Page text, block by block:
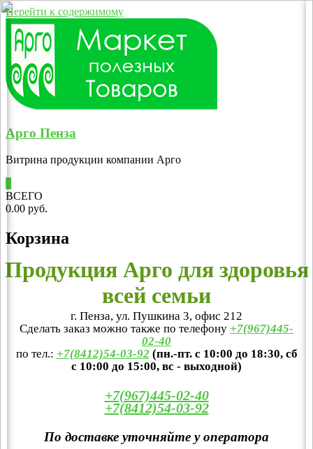
Перейти к содержимому
Арго Пенза
Витрина продукции компании Арго
ВСЕГО
0.00 руб.
Корзина
Продукция Арго для здоровья
всей семьи
г. Пенза, ул. Пушкина 3, офис 212
Сделать заказ можно также по телефону +7(967)445-
02-40
по тел.: +7(8412)54-03-92 (пн.-пт. с 10:00 до 18:30, сб
с 10:00 до 15:00, вс - выходной)
+7(967)445-02-40
+7(8412)54-03-92
По доставке уточняйте у оператора